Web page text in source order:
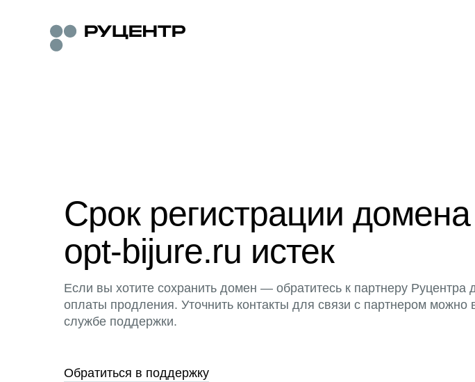
Срок регистрации домена
opt-bijure.ru истек
Если вы хотите сохранить домен — обратитесь к партнеру Руцентра
оплаты продления. Уточнить контакты для связи с партнером можно
службе поддержки.
Обратиться в поддержку